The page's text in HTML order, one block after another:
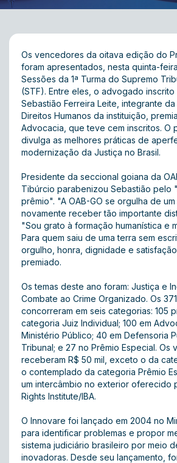
Os vencedores da oitava edição do
foram apresentados, nesta quinta-
Sessões da 1ª Turma do Supremo
(STF). Entre eles, o advogado inscrito
Sebastião Ferreira Leite, integrante
Direitos Humanos da instituição,
Advocacia, que teve cem inscritos. O
divulga as melhores práticas de
modernização da Justiça no Brasil.
Presidente da seccional goiana da
Tibúrcio parabenizou Sebastião pelo
prêmio". "A OAB-GO se orgulha de
novamente receber tão importante
"Sou grato à formação humanística e
Para quem saiu de uma terra sem
orgulho, honra, dignidade e
premiado.
Os temas deste ano foram: Justiça e
Combate ao Crime Organizado. Os
concorreram em seis categorias: 105
categoria Juiz Individual; 100 em
Ministério Público; 40 em Defensoria
Tribunal; e 27 no Prêmio Especial. Os
receberam R$ 50 mil, exceto o da
o contemplado da categoria Prêmio
um intercâmbio no exterior oferecido
Rights Institute/IBA.
O Innovare foi lançado em 2004 no
para identificar problemas e propor
sistema judiciário brasileiro por meio
inovadoras. Desde seu lançamento,